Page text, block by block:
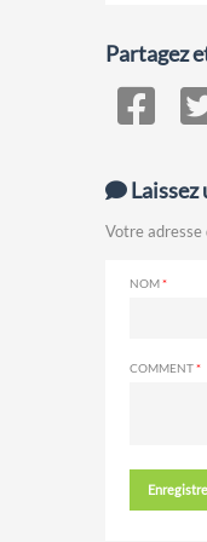
Partagez
Votre adresse
NOM
COMMENT